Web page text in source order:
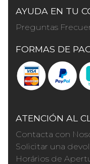
AYUDA EN TU
Preguntas
FORMAS DE
ATENCIÓN AL
Contacta con
Solicitar una
Horários de